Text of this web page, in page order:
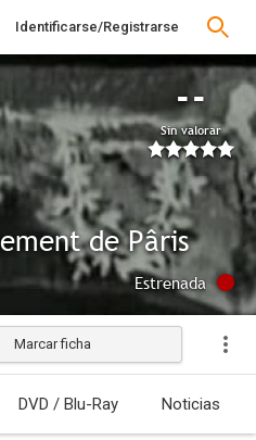
Identificarse/Registrarse
--
Sin valorar
de Pâris
Estrenada
Marcar ficha
DVD / Blu-Ray Noticias